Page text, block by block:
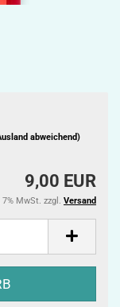
abweichend)
9,00 EUR
7% MwSt. zzgl. Versand